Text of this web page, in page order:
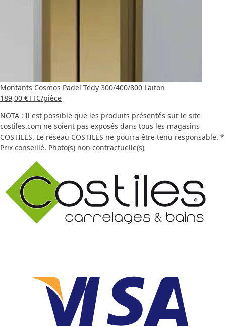
Montants Cosmos Padel Tedy 300/400/800 Laiton
189,00 €TTC/pièce
NOTA : Il est possible que les produits présentés sur le site
costiles.com ne soient pas exposés dans tous les magasins
COSTILES. Le réseau COSTILES ne pourra être tenu responsable. *
Prix conseillé. Photo(s) non contractuelle(s)